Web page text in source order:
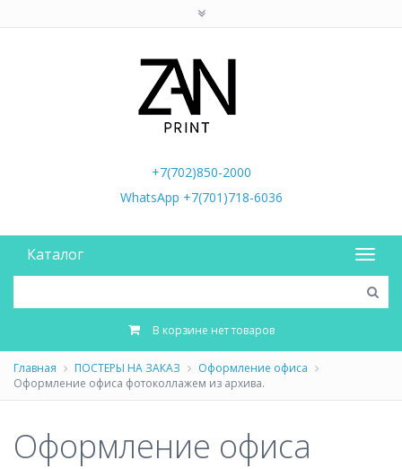
+7(702)850-2000
WhatsApp +7(701)718-6036
Каталог
В корзине нет товаров
Главная ПОСТЕРЫ НА ЗАКАЗ
Оформление офиса
Оформление офиса фотоколлажем из архива.
Оформление офиса